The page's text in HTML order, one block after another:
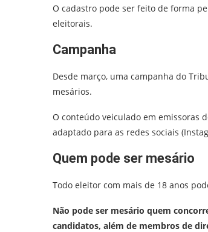
O cadastro pode ser feito de forma
eleitorais.
Campanha
Desde março, uma campanha do
mesários.
O conteúdo veiculado em emissoras
adaptado para as redes sociais
Quem pode ser mesário
Todo eleitor com mais de 18 anos
Não pode ser mesário quem
candidatos, além de membros de